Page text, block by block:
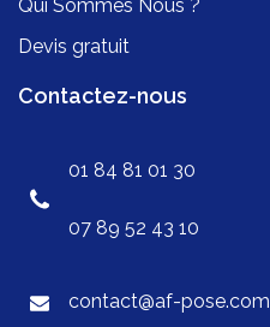
Qui Sommes Nous ?
Devis gratuit
Contactez-nous
01 84 81 01 30
07 89 52 43 10
contact@af-pose.com